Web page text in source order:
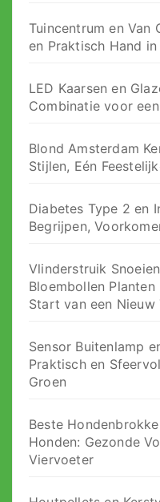
Tuincentrum en Van
en Praktisch Hand in
LED Kaarsen en
Combinatie voor
Blond Amsterdam
Stijlen, Eén
Diabetes Type 2 en
Begrijpen,
Vlinderstruik
Bloembollen
Start van een Nieuw
Sensor Buitenlamp
Praktisch en
Groen
Beste
Honden: Gezonde
Viervoeter